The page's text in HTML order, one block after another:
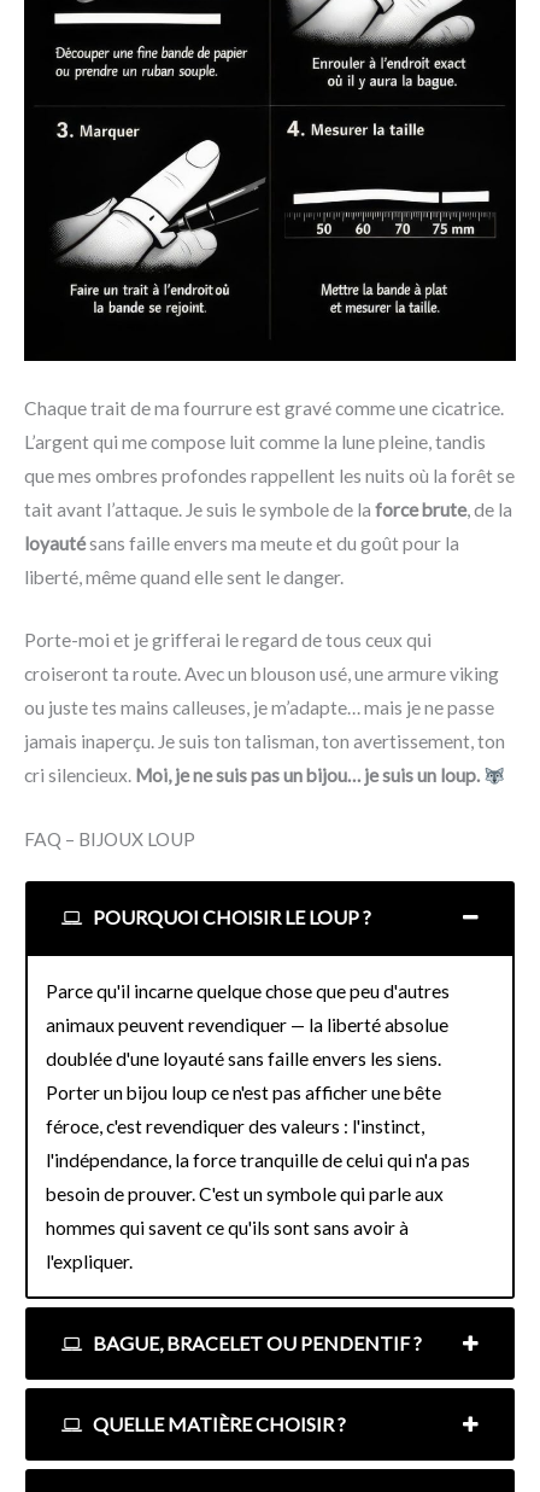
Chaque trait de ma fourrure est gravé comme une cicatrice.
L’argent qui me compose luit comme la lune pleine, tandis
que mes ombres profondes rappellent les nuits où la forêt se
tait avant l’attaque. Je suis le symbole de la force brute, de la
loyautésans faille envers ma meute et du goût pour la
liberté, même quand elle sent le danger.
Porte-moi et je grifferai le regard de tous ceux qui
croiseront ta route. Avec un blouson usé, une armure viking
ou juste tes mains calleuses, je m’adapte… mais je ne passe
jamais inaperçu. Je suis ton talisman, ton avertissement, ton
cri silencieux. Moi, je ne suis pas un bijou… je suis un loup.
FAQ – BIJOUX LOUP
POURQUOI CHOISIR LE LOUP ?
Parce qu'il incarne quelque chose que peu d'autres
animaux peuvent revendiquer — la liberté absolue
doublée d'une loyauté sans faille envers les siens.
Porter un bijou loup ce n'est pas afficher une bête
féroce, c'est revendiquer des valeurs : l'instinct,
l'indépendance, la force tranquille de celui qui n'a pas
besoin de prouver. C'est un symbole qui parle aux
hommes qui savent ce qu'ils sont sans avoir à
l'expliquer.
BAGUE, BRACELET OU PENDENTIF ?
QUELLE MATIÈRE CHOISIR ?